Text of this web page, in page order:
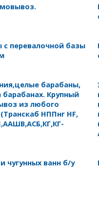
перевалочной базы
барабаны,
Крупный
из любого
НППнг HF,
чугунных ванн б/у